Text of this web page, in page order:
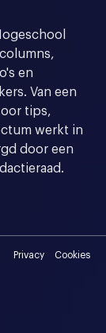
en
Van een
tips,
werkt in
door een
Privacy Cookies